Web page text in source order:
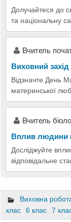
Долучайтеся до
та національну
Вчитель
Виховний
Відзначте День
материнської
Вчитель
Вплив людини
Досліджуйте
відповідальне
Виховна
клас
6 клас 7